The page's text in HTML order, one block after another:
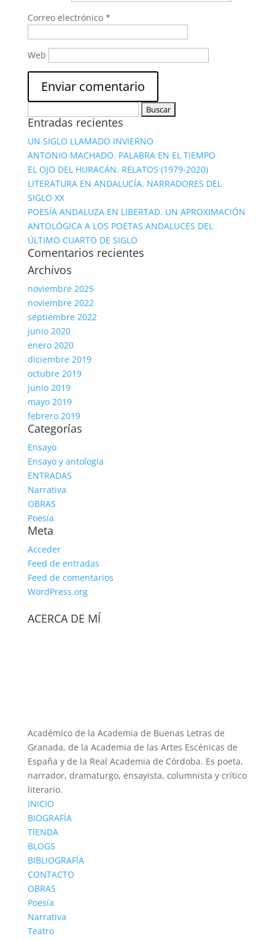
Correo electrónico *
Web
Entradas recientes
UN SIGLO LLAMADO INVIERNO
ANTONIO MACHADO. PALABRA EN EL TIEMPO
EL OJO DEL HURACÁN. RELATOS (1979-2020)
LITERATURA EN ANDALUCÍA. NARRADORES DEL
SIGLO XX
POESÍA ANDALUZA EN LIBERTAD. UN APROXIMACIÓN
ANTOLÓGICA A LOS POETAS ANDALUCES DEL
ÚLTIMO CUARTO DE SIGLO
Comentarios recientes
Archivos
noviembre 2025
noviembre 2022
septiembre 2022
junio 2020
enero 2020
diciembre 2019
octubre 2019
junio 2019
mayo 2019
febrero 2019
Categorías
Ensayo
Ensayo y antología
ENTRADAS
Narrativa
OBRAS
Poesía
Meta
Acceder
Feed de entradas
Feed de comentarios
WordPress.org
ACERCA DE MÍ
Académico de la Academia de Buenas Letras de
Granada, de la Academia de las Artes Escénicas de
España y de la Real Academia de Córdoba. Es poeta,
narrador, dramaturgo, ensayista, columnista y crítico
literario.
INICIO
BIOGRAFÍA
TIENDA
BLOGS
BIBLIOGRAFÍA
CONTACTO
OBRAS
Poesía
Narrativa
Teatro